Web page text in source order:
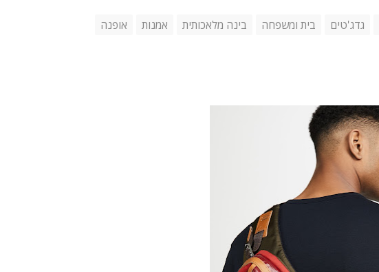
אופנה אמנות בינה מלאכותית בית ומשפחה גדג'טים